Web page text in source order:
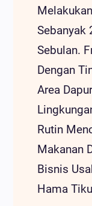
Sebanyak
Sebulan.
Dengan
Area
Rutin
Makanan
Bisnis
Hama